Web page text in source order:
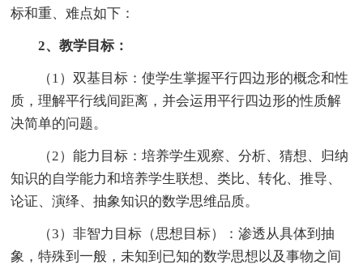
标和重、难点如下：
2、教学目标：
（1）双基目标：使学生掌握平行四边形的概念和性
质，理解平行线间距离，并会运用平行四边形的性质解
决简单的问题。
（2）能力目标：培养学生观察、分析、猜想、归纳
知识的自学能力和培养学生联想、类比、转化、推导、
论证、演绎、抽象知识的数学思维品质。
（3）非智力目标（思想目标）：渗透从具体到抽
象，特殊到一般，未知到已知的数学思想以及事物之间